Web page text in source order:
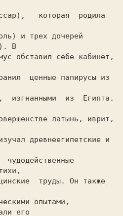
которая  родила
и трех дочерей
В
обставил себе кабинет,
ценные папирусы из
изгнанными  из  Египта.
латынь, иврит,
древнеегипетские и
труды. Он также
опытами,
его